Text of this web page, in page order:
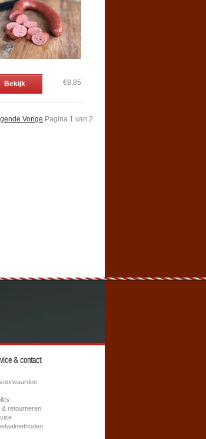
Bekijk €8,85
Vorige Pagina 1 van 2
& contact
& retourneren